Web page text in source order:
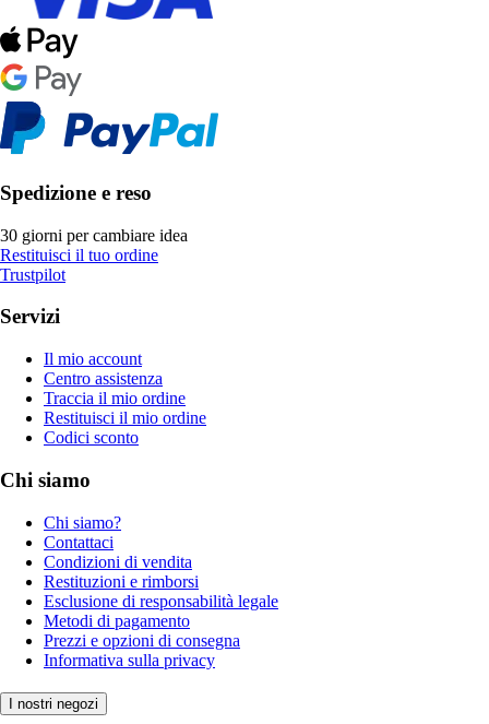
Spedizione e reso
30 giorni per cambiare idea
Restituisci il tuo ordine
Trustpilot
Servizi
Il mio account
Centro assistenza
Traccia il mio ordine
Restituisci il mio ordine
Codici sconto
Chi siamo
Chi siamo?
Contattaci
Condizioni di vendita
Restituzioni e rimborsi
Esclusione di responsabilità legale
Metodi di pagamento
Prezzi e opzioni di consegna
Informativa sulla privacy
I nostri negozi